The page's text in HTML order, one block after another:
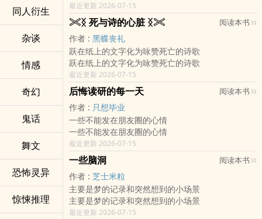
同人衍生
杂谈
情感
奇幻
鬼话
舞文
恐怖灵异
惊悚推理
最近更新 2026-07-15
𓏵ᛝ 死与诗的心脏 ᛝ𓏵 阅读本书
作者 : 黑蝶丧礼
跃在纸上的文字化为咏赞死亡的诗歌
跃在纸上的文字化为咏赞死亡的诗歌
最近更新 2026-07-15
后悔读研的每一天 阅读本书
作者 : 只想毕业
一些不能发在朋友圈的心情
一些不能发在朋友圈的心情
最近更新 2026-07-15
一些脑洞 阅读本书
作者 : 芝士米粒
主要是梦的记录和突然想到的小场景
主要是梦的记录和突然想到的小场景
最近更新 2026-07-15